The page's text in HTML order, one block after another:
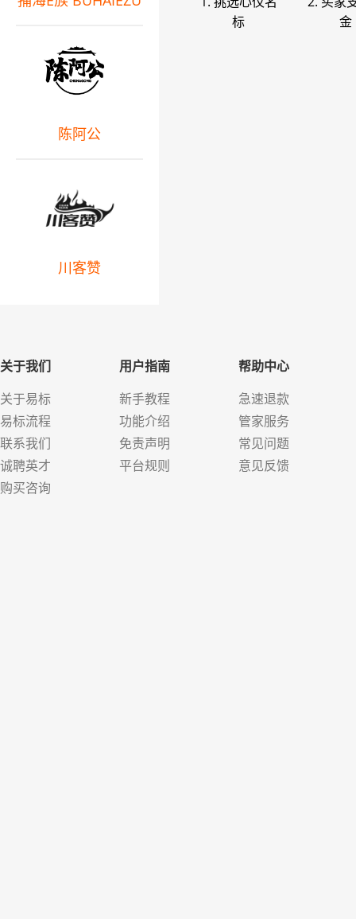
标
金
陈阿公
川客赞
关于我们
关于易标
易标流程
联系我们
诚聘英才
购买咨询
用户指南
新手教程
功能介绍
免责声明
平台规则
帮助中心
急速退款
管家服务
常见问题
意见反馈